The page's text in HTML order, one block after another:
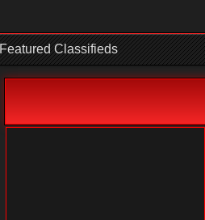
Featured Classifieds